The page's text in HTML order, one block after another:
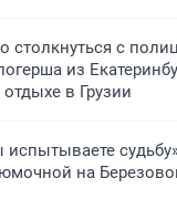
столкнуться с
из
в Грузии
на